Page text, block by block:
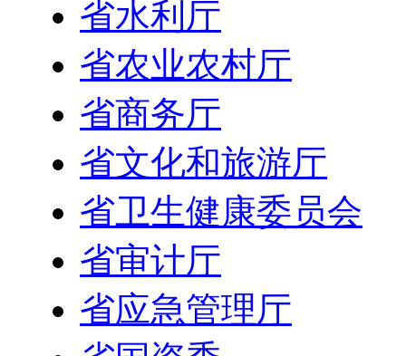
省水利厅
省农业农村厅
省商务厅
省文化和旅游厅
省卫生健康委员会
省审计厅
省应急管理厅